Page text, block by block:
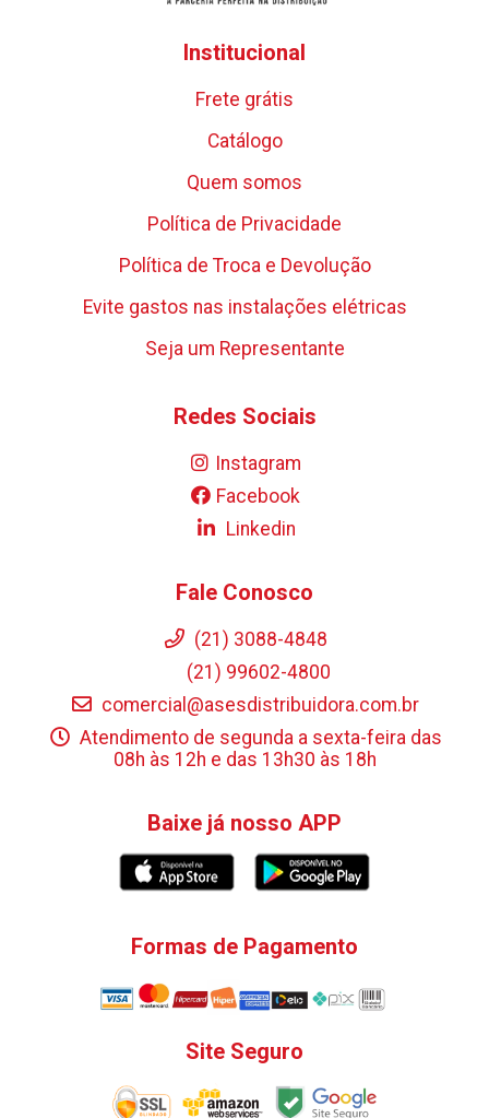
Institucional
Frete grátis
Catálogo
Quem somos
Política de Privacidade
Política de Troca e Devolução
Evite gastos nas instalações elétricas
Seja um Representante
Redes Sociais
Instagram
Facebook
Linkedin
Fale Conosco
(21) 3088-4848
(21) 99602-4800
comercial@asesdistribuidora.com.br
Atendimento de segunda a sexta-feira das
08h às 12h e das 13h30 às 18h
Baixe já nosso APP
Formas de Pagamento
Site Seguro